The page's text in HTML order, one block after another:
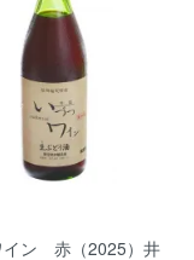
イン 赤（2025）井